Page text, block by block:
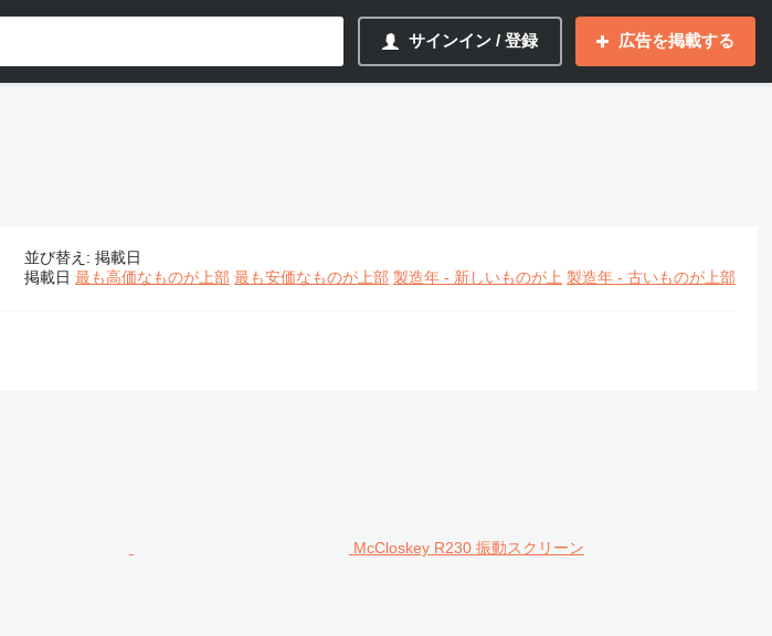
サインイン / 登録 広告を掲載する
並び替え : 掲載日
掲載日 最も高価なものが上部 最も安価なものが上部 製造年 - 新しいものが上 製造年 - 古いものが上部
McCloskey R230 振動スクリーン